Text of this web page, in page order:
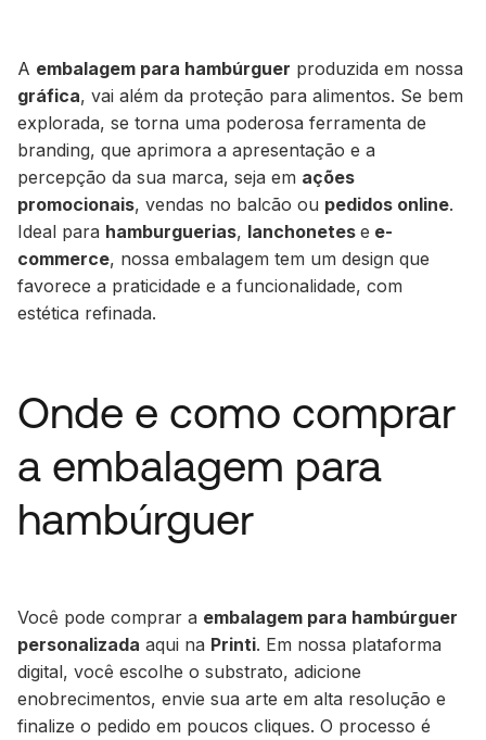
A embalagem para hambúrguer produzida em nossa
gráfica, vai além da proteção para alimentos. Se bem
explorada, se torna uma poderosa ferramenta de
branding, que aprimora a apresentação e a
percepção da sua marca, seja em ações
promocionais, vendas no balcão ou pedidos online.
Ideal para hamburguerias, lanchonetes e e-
commerce, nossa embalagem tem um design que
favorece a praticidade e a funcionalidade, com
estética refinada.
Onde e como comprar
a embalagem para
hambúrguer
Você pode comprar a embalagem para hambúrguer
personalizada aqui na Printi. Em nossa plataforma
digital, você escolhe o substrato, adicione
enobrecimentos, envie sua arte em alta resolução e
finalize o pedido em poucos cliques. O processo é